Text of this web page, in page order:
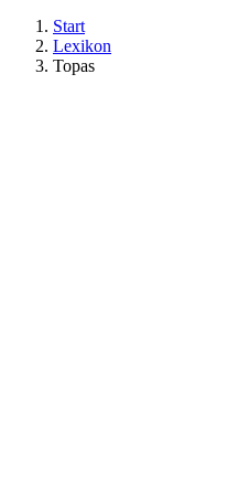
Start
Lexikon
Topas